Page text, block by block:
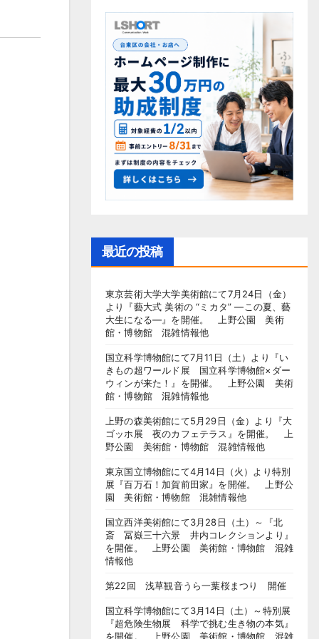
最近の投稿
東京芸術大学大学美術館にて7月24日（金）
より『藝大式 美術の “ミカタ” ―この夏、藝
大生になる―』を開催。 上野公園 美術
館・博物館 混雑情報他
国立科学博物館にて7月11日（土）より『い
きもの超ワールド展 国立科学博物館×ダー
ウィンが来た！』を開催。 上野公園 美術
館・博物館 混雑情報他
上野の森美術館にて5月29日（金）より『大
ゴッホ展 夜のカフェテラス』を開催。 上
野公園 美術館・博物館 混雑情報他
東京国立博物館にて4月14日（火）より特別
展『百万石！加賀前田家』を開催。 上野公
園 美術館・博物館 混雑情報他
国立西洋美術館にて3月28日（土）～『北
斎 冨嶽三十六景 井内コレクションより』
を開催。 上野公園 美術館・博物館 混雑
情報他
第22回 浅草観音うら一葉桜まつり 開催
国立科学博物館にて3月14日（土）～特別展
『超危険生物展 科学で挑む生き物の本気』
を開催。 上野公園 美術館・博物館 混雑